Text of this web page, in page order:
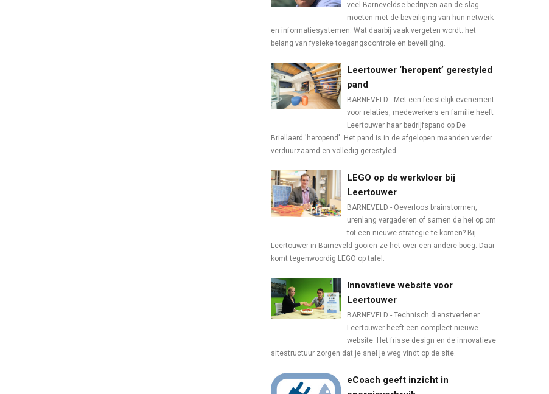
veel Barneveldse bedrijven aan de slag
moeten met de beveiliging van hun netwerk-
en informatiesystemen. Wat daarbij vaak vergeten wordt: het
belang van fysieke toegangscontrole en beveiliging.
Leertouwer ‘heropent’ gerestyled
pand
BARNEVELD - Met een feestelijk evenement
voor relaties, medewerkers en familie heeft
Leertouwer haar bedrijfspand op De
Briellaerd 'heropend'. Het pand is in de afgelopen maanden verder
verduurzaamd en volledig gerestyled.
LEGO op de werkvloer bij
Leertouwer
BARNEVELD - Oeverloos brainstormen,
urenlang vergaderen of samen de hei op om
tot een nieuwe strategie te komen? Bij
Leertouwer in Barneveld gooien ze het over een andere boeg. Daar
komt tegenwoordig LEGO op tafel.
Innovatieve website voor
Leertouwer
BARNEVELD - Technisch dienstverlener
Leertouwer heeft een compleet nieuwe
website. Het frisse design en de innovatieve
sitestructuur zorgen dat je snel je weg vindt op de site.
eCoach geeft inzicht in